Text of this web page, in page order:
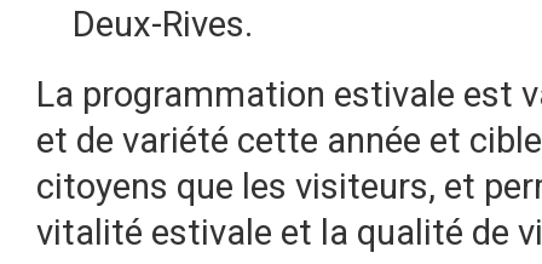
Deux-Rives.
La programmation estivale est
et de variété cette année et
citoyens que les visiteurs, et
vitalité estivale et la qualité de